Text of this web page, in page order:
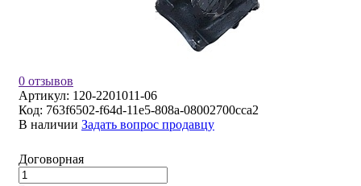
0 отзывов
Артикул: 120-2201011-06
Код: 763f6502-f64d-11e5-808a-08002700cca2
В наличии Задать вопрос продавцу
Договорная